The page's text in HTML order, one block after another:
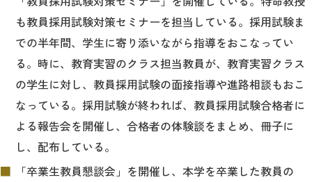
も教員採用試験対策セミナーを担当している。採用試験ま
での半年間、学生に寄り添いながら指導をおこなってい
る。時に、教育実習のクラス担当教員が、教育実習クラス
の学生に対し、教員採用試験の面接指導や進路相談もおこ
なっている。採用試験が終われば、教員採用試験合格者に
よる報告会を開催し、合格者の体験談をまとめ、冊子に
し、配布している。
「卒業生教員懇談会」を開催し、本学を卒業した教員の